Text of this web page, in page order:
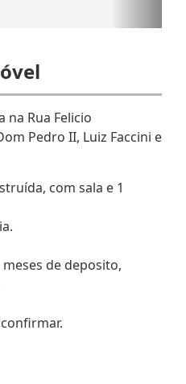
na Rua Felicio
Pedro II, Luiz Faccini e
com sala e 1
meses de deposito,